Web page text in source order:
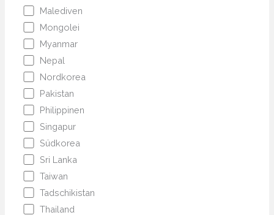
Malediven
Mongolei
Myanmar
Nepal
Nordkorea
Pakistan
Philippinen
Singapur
Südkorea
Sri Lanka
Taiwan
Tadschikistan
Thailand